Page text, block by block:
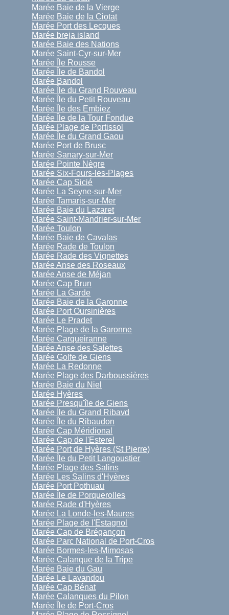
Marée Baie de la Vierge
Marée Baie de la Ciotat
Marée Port des Lecques
Marée breja island
Marée Baie des Nations
Marée Saint-Cyr-sur-Mer
Marée Île Rousse
Marée Île de Bandol
Marée Bandol
Marée Île du Grand Rouveau
Marée Île du Petit Rouveau
Marée Île des Embiez
Marée Île de la Tour Fondue
Marée Plage de Portissol
Marée Île du Grand Gaou
Marée Port de Brusc
Marée Sanary-sur-Mer
Marée Pointe Nègre
Marée Six-Fours-les-Plages
Marée Cap Sicié
Marée La Seyne-sur-Mer
Marée Tamaris-sur-Mer
Marée Baie du Lazaret
Marée Saint-Mandrier-sur-Mer
Marée Toulon
Marée Baie de Cavalas
Marée Rade de Toulon
Marée Rade des Vignettes
Marée Anse des Roseaux
Marée Anse de Méjan
Marée Cap Brun
Marée La Garde
Marée Baie de la Garonne
Marée Port Oursinières
Marée Le Pradet
Marée Plage de la Garonne
Marée Carqueiranne
Marée Anse des Salettes
Marée Golfe de Giens
Marée La Redonne
Marée Plage des Darboussières
Marée Baie du Niel
Marée Hyères
Marée Presqu'île de Giens
Marée Íle du Grand Ribavd
Marée Île du Ribaudon
Marée Cap Méridional
Marée Cap de l'Esterel
Marée Port de Hyères (St Pierre)
Marée Île du Petit Langoustier
Marée Plage des Salins
Marée Les Salins d'Hyères
Marée Port Pothuau
Marée Île de Porquerolles
Marée Rade d'Hyères
Marée La Londe-les-Maures
Marée Plage de l'Estagnol
Marée Cap de Brégançon
Marée Parc National de Port-Cros
Marée Bormes-les-Mimosas
Marée Calanque de la Tripe
Marée Baie du Gau
Marée Le Lavandou
Marée Cap Bénat
Marée Calanques du Pilon
Marée Île de Port-Cros